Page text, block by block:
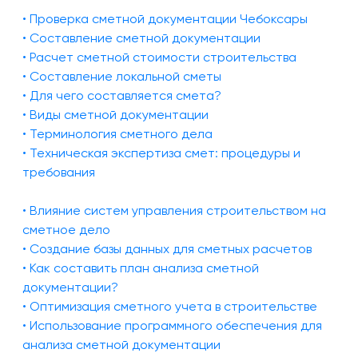
• Проверка сметной документации Чебоксары
• Составление сметной документации
• Расчет сметной стоимости строительства
• Составление локальной сметы
• Для чего составляется смета?
• Виды сметной документации
• Терминология сметного дела
• Техническая экспертиза смет: процедуры и
требования
• Влияние систем управления строительством на
сметное дело
• Создание базы данных для сметных расчетов
• Как составить план анализа сметной
документации?
• Оптимизация сметного учета в строительстве
• Использование программного обеспечения для
анализа сметной документации